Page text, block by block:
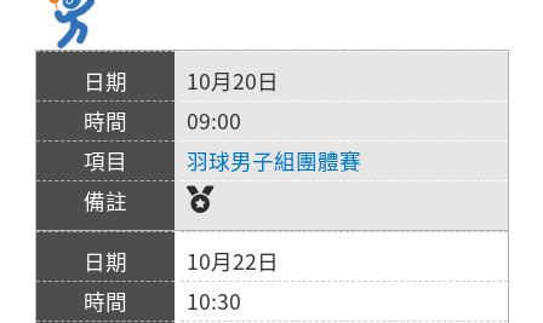
10月20日
09:00
羽球男子組團體賽
10月22日
10:30